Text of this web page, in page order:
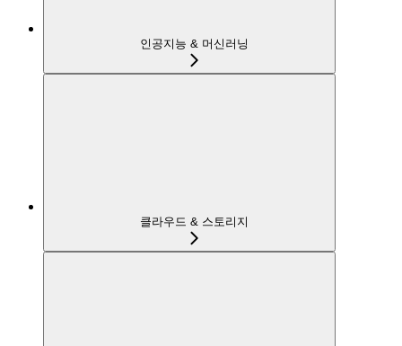
인공지능 & 머신러닝
클라우드 & 스토리지